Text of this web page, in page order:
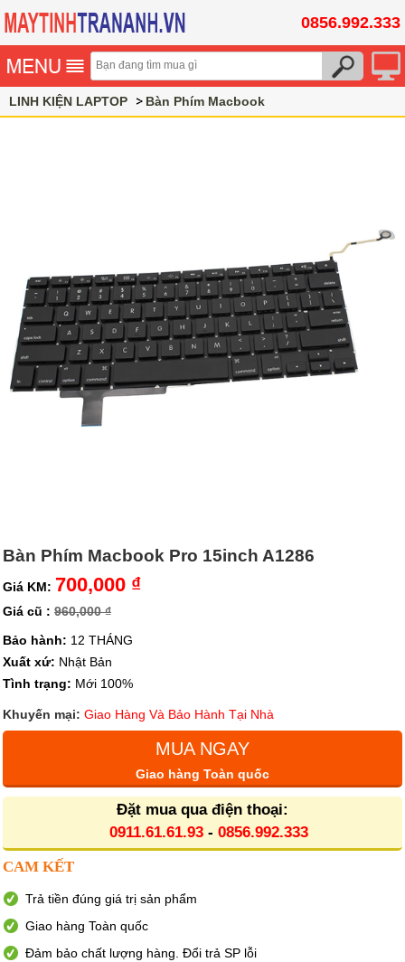
0856.992.333
LINH KIỆN LAPTOP Bàn Phím Macbook
Bàn Phím Macbook Pro 15inch A1286
Giá KM: 700,000 ₫
Giá cũ : 960,000 ₫
Bảo hành: 12 THÁNG
Xuất xứ: Nhật Bản
Tình trạng: Mới 100%
Khuyến mại: Giao Hàng Và Bảo Hành Tại Nhà
MUA NGAY
Giao hàng Toàn quốc
Đặt mua qua điện thoại:
0911.61.61.93- 0856.992.333
CAM KẾT
Trả tiền đúng giá trị sản phẩm
Giao hàng Toàn quốc
Đảm bảo chất lượng hàng. Đổi trả SP lỗi